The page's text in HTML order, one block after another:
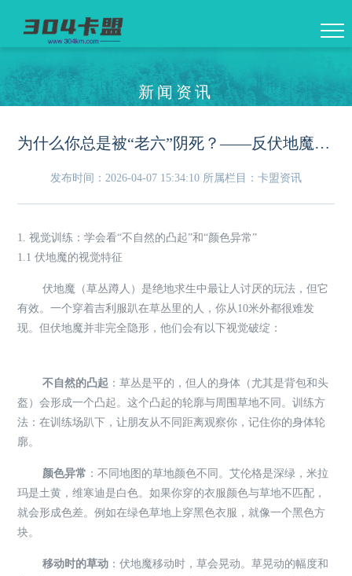
新闻资讯
为什么你总是被“老六”阴死？——反伏地魔的听声与视觉训练
发布时间：2026-04-07 15:34:10 所属栏目：卡盟资讯
1. 视觉训练：学会看“不自然的凸起”和“颜色异常”
1.1 伏地魔的视觉特征
伏地魔（草丛蹲人）是绝地求生中最让人讨厌的玩法，但它
有效。一个穿着吉利服趴在草丛里的人，你从10米外都很难发
现。但伏地魔并非完全隐形，他们会有以下视觉破绽：
不自然的凸起 ：草丛是平的，但人的身体（尤其是背包和头
盔）会形成一个凸起。这个凸起的轮廓与周围草地不同。训练方
法：在训练场趴下，让朋友从不同距离观察你，记住你的身体轮
廓。
颜色异常 ：不同地图的草地颜色不同。艾伦格是深绿，米拉
玛是土黄，维寒迪是白色。如果你穿的衣服颜色与草地不匹配，
就会形成色差。例如在绿色草地上穿黑色衣服，就像一个黑色方
块。
移动时的草动 ：伏地魔移动时，草会晃动。草晃动的幅度和